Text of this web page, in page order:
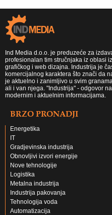
Ind Media d.o.o. je preduzeće za
profesionalan tim stručnjaka iz oblasi
grafičkog i web dizajna. Industrija je
komercijalnog karaktera što znači da
je aktuelno i zanimljivo u svim
ali i van njega. "Industrija" - odgovor
modernim i aktuelnim informacijama.
BRZO PRONADJI
Energetika
IT
Gradjevinska industrija
Obnovljivi izvori energije
Nove tehnologije
Logistika
Metalna industrija
Industrija pakovanja
Tehnologija voda
Automatizacija